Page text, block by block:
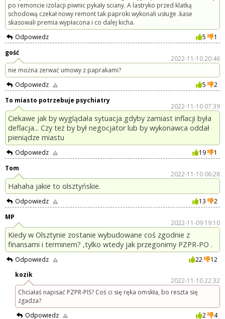
po remoncie izolacji piwnic pykały sciany. A lastryko przed klatką
schodową czekał nowy remont tak paproki wykonali usługe .kase
skasowali premia wypłacona i co dalej kicha.
Odpowiedz
5
1
gość
2022-11-10 20:46
nie można zerwać umowy z paprakami?
Odpowiedz
5
2
To miasto potrzebuje psychiatry
2022-11-10 07:39
Ciekawe jak by wyglądała sytuacja gdyby zamiast inflacji była
deflacja... Czy też by był negocjator lub by wykonawca oddał
pieniądze miastu
Odpowiedz 19
1
Tom
2022-11-10 06:28
Hahaha jakie to olsztyńskie.
Odpowiedz 13
2
MP
2022-11-09 19:10
Kiedy w Olsztynie zostanie wybudowane coś zgodnie z
finansami i terminem? ,tylko wtedy jak przegonimy PZPR-PO .
Odpowiedz 22
12
kozik
2022-11-10 22:32
Chciałaś napisać PZPR-PIS? Coś ci się ręka omskła, bo reszta się
zgadza?
Odpowiedz
2 4